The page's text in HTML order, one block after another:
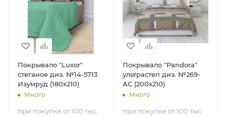
Покрывало "Luxor"
стеганое диз. №14-5713
Изумруд (180х210)
Много
при покупке от 100 тыс.
Покрывало "Pandora"
ультрастеп диз. №269-
АС (200х210)
Много
при покупке от 100 тыс.